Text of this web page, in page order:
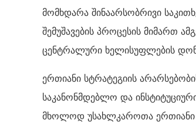
მომხდარა შინაარსობრივი
შემუშავების პროცესის მიმართ
ცენტრალური ხელისუფლების
ერთიანი სტრატეგიის
საკანონმდებლო და
მხოლოდ უსახლკაროთა ერთიანი